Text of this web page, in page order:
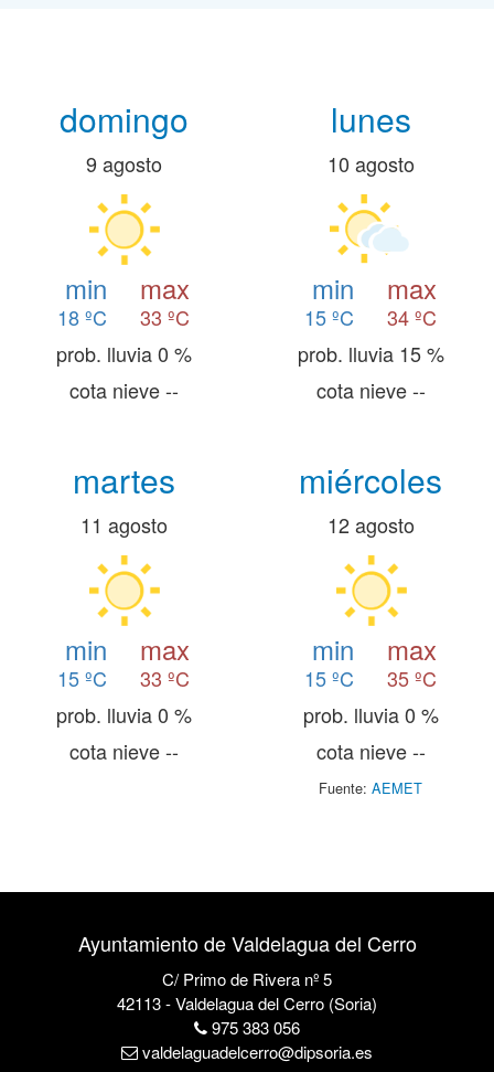
domingo
9 agosto
min
18 ºC
max
33 ºC
prob. lluvia 0 %
cota nieve --
lunes
10 agosto
min
15 ºC
max
34 ºC
prob. lluvia 15 %
cota nieve --
martes
11 agosto
min
15 ºC
max
33 ºC
prob. lluvia 0 %
cota nieve --
miércoles
12 agosto
min
15 ºC
max
35 ºC
prob. lluvia 0 %
cota nieve --
Fuente: AEMET
Ayuntamiento de Valdelagua del Cerro
C/ Primo de Rivera nº 5
42113 - Valdelagua del Cerro (Soria)
975 383 056
valdelaguadelcerro@dipsoria.es